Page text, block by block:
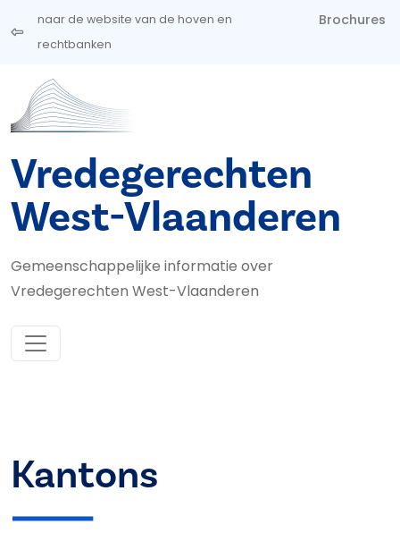
Overslaan en naar de inhoud gaan
naar de website van de hoven en
rechtbanken
Brochures
Vredegerechten
West-Vlaanderen
Gemeenschappelijke informatie over
Vredegerechten West-Vlaanderen
Kantons